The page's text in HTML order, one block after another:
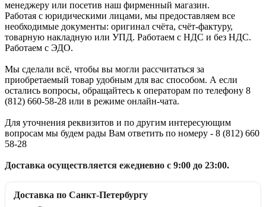
менеджеру или посетив наш фирменный магазин.
Работая с юридическими лицами, мы предоставляем все
необходимые документы: оригинал счёта, счёт-фактуру,
товарную накладную или УПД. Работаем с НДС и без НДС.
Работаем с ЭДО.
Мы сделали всё, чтобы вы могли рассчитаться за
приобретаемый товар удобным для вас способом. А если
остались вопросы, обращайтесь к операторам по телефону 8
(812) 660-58-28 или в режиме онлайн-чата.
Для уточнения реквизитов и по другим интересующим
вопросам мы будем рады Вам ответить по номеру - 8 (812) 660
58-28
Доставка осуществляется ежедневно с 9:00 до 23:00.
Доставка по Санкт-Петербургу